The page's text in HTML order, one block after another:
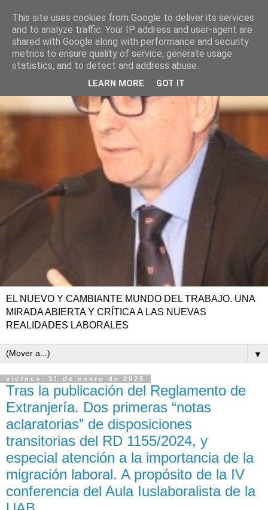
EL NUEVO Y CAMBIANTE MUNDO DEL TRABAJO. UNA
MIRADA ABIERTA Y CRÍTICA A LAS NUEVAS
REALIDADES LABORALES
▼
viernes, 31 de enero de 2025
Tras la publicación del Reglamento de
Extranjería. Dos primeras “notas
aclaratorias” de disposiciones
transitorias del RD 1155/2024, y
especial atención a la importancia de la
migración laboral. A propósito de la IV
conferencia del Aula Iuslaboralista de la
This site uses cookies from Google to deliver its services
and to analyze traffic. Your IP address and user-agent are
shared with Google along with performance and security
metrics to ensure quality of service, generate usage
statistics, and to detect and address abuse.
LEARN MORE GOT IT